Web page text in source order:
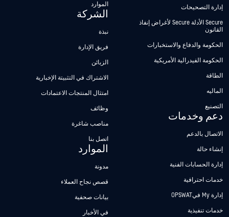
إدارة التصحيحات
Secure الأدلة Secure لأغراض إنفاذ
القانون
الحكومة والدفاع والاستخبارات
الحكومة الفيدرالية الأمريكية
الطاقة
الماليه
التصنيع
دعم وخدمات
الاتصال بالدعم
إنشاء حالة
إدارة الحسابات الفنية
خدمات احترافية
إدارة My فيOPSWAT
خدمات تنفيذية
الموارد
الشركة
نبذة
فريق الإدارة
الزبائن
الاشتراك في التثبيتة الإخبارية
امتثال المنتجات الاعتمادات
وظائف
مناصب شاغرة
اتصل بنا
الموارد
مدونة
قصص نجاح العملاء
بيانات صحفية
في الأخبار